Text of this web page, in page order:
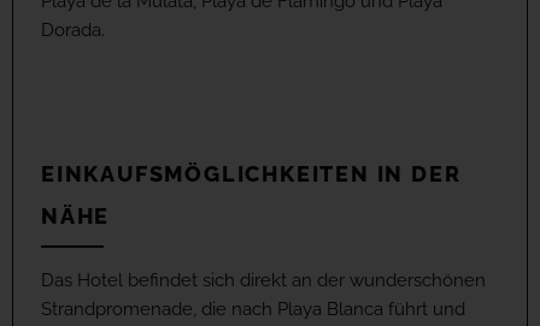
Dorada.
EINKAUFSMÖGLICHKEITEN IN DER
NÄHE
Das Hotel befindet sich direkt an der wunderschönen
Strandpromenade, die nach Playa Blanca führt und